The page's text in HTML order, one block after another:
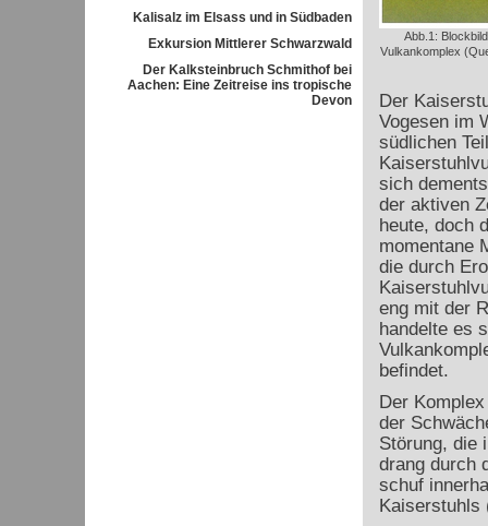
Kalisalz im Elsass und in Südbaden
Exkursion Mittlerer Schwarzwald
Der Kalksteinbruch Schmithof bei
Aachen: Eine Zeitreise ins tropische
Devon
Abb.1:
Vulkankomplex
Der
Vogesen im
südlichen
sich
der aktiven
heute, doch
momentane
die durch
eng mit der
handelte es
befindet.
Der
der
Störung, die
drang durch
schuf
Kaiserstuhls